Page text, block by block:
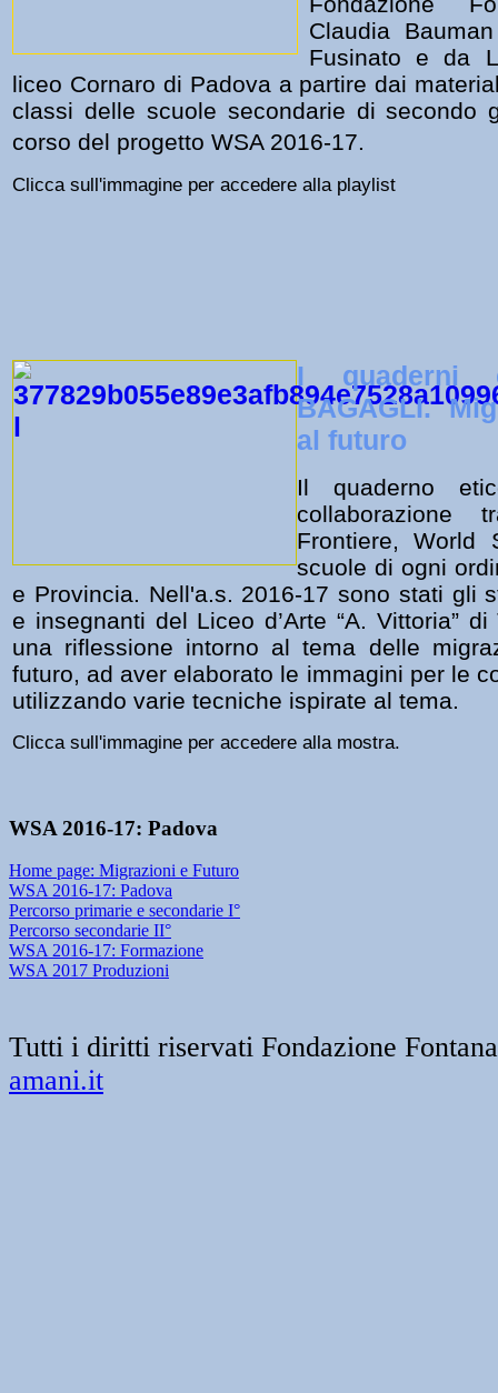
Claudia
Fusinato e da
liceo Cornaro di Padova a partire dai
classi delle scuole secondarie di secondo
corso del progetto WSA 2016-17.
Clicca sull'immagine per accedere alla playlist
I quaderni
BAGAGLI.
al futuro
Il quaderno
collaborazione
Frontiere, World
scuole di ogni
e Provincia. Nell'a.s. 2016-17 sono stati gli
e insegnanti del Liceo d’Arte “A. Vittoria”
una riflessione intorno al tema delle
futuro, ad aver elaborato le immagini per le
utilizzando varie tecniche ispirate al tema.
Clicca sull'immagine per accedere alla mostra.
WSA 2016-17: Padova
Home page: Migrazioni e Futuro
WSA 2016-17: Padova
Percorso primarie e secondarie I°
Percorso secondarie II°
WSA 2016-17: Formazione
WSA 2017 Produzioni
Tutti i diritti riservati Fondazione
amani.it